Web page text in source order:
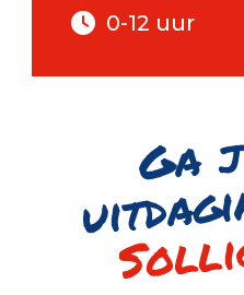
0-12 uur
a